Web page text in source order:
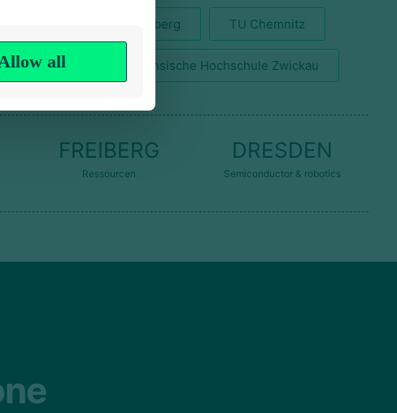
TU Bergakademie Freiberg TU Chemnitz
Sachsen Westsächsische Hochschule Zwickau
FREIBERG
Ressourcen
DRESDEN
Semiconductor & robotics
all